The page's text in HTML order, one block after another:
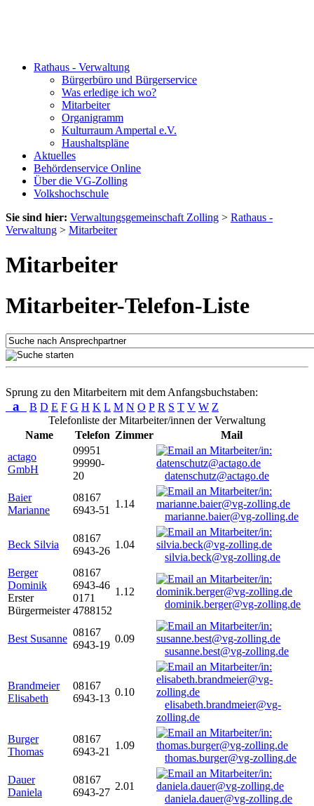
Rathaus - Verwaltung
Bürgerbüro und Bürgerservice
Was erledige ich wo?
Mitarbeiter
Organigramm
Kulturraum Ampertal e.V.
Haushaltspläne
Aktuelles
Behördenservice Online
Über die VG-Zolling
Volkshochschule
Sie sind hier: Verwaltungsgemeinschaft Zolling > Rathaus -
Verwaltung > Mitarbeiter
Mitarbeiter
Mitarbeiter-Telefon-Liste
Sprung zu den Mitarbeitern mit dem Anfangsbuchstaben:
a B D E F G H K L M N O P R S T V W Z
Telefonliste der Mitarbeiter/innen der Verwaltung
Name
Telefon Zimmer
Mail
actago
GmbH
09951
99990-
20
datenschutz@actago.de
Baier
Marianne
08167
6943-51
1.14
marianne.baier@vg-zolling.de
Beck Silvia
08167
6943-26
1.04
silvia.beck@vg-zolling.de
Berger
Dominik
Erster
Bürgermeister
08167
6943-46
0171
4788152
1.12
dominik.berger@vg-zolling.de
Best Susanne
08167
6943-19
0.09
susanne.best@vg-zolling.de
Brandmeier
Elisabeth
08167
6943-13
0.10
elisabeth.brandmeier@vg-
zolling.de
Burger
Thomas
08167
6943-21
1.09
thomas.burger@vg-zolling.de
Dauer
Daniela
08167
6943-27
2.01
daniela.dauer@vg-zolling.de